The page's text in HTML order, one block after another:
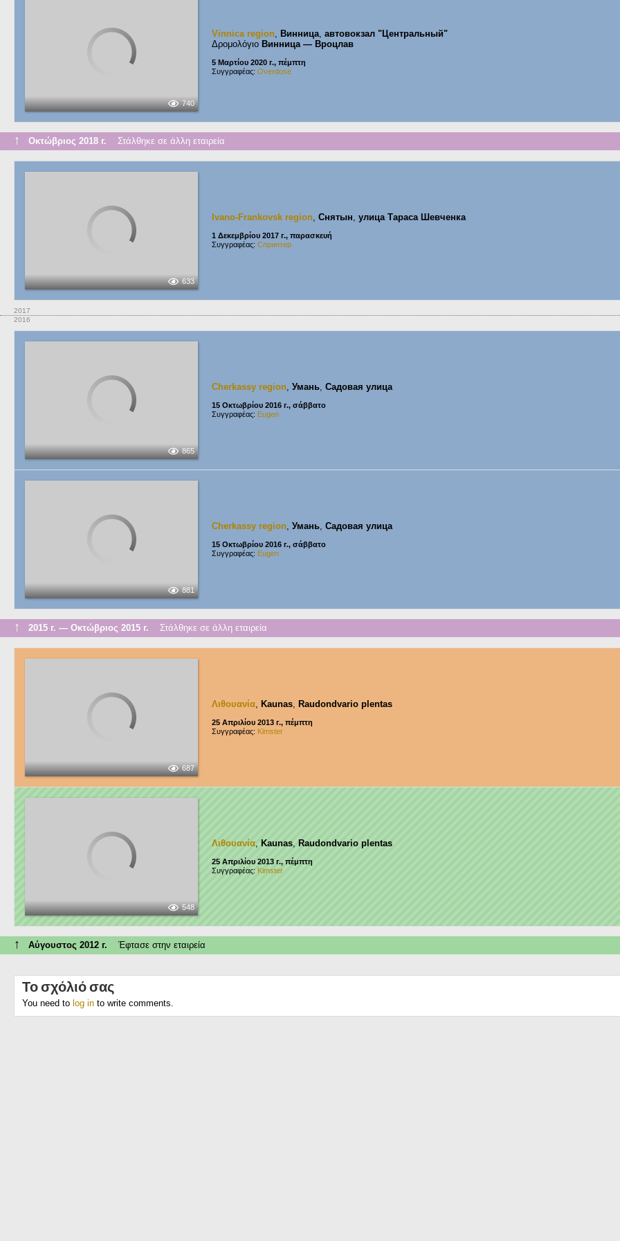
740
Vinnica region, Винница, автовокзал "Центральный"
Δρομολόγιο Винница — Вроцлав
5 Μαρτίου 2020 г., πέμπτη
Συγγραφέας: Overdose
↑ Οκτώβριος 2018 г. Στάλθηκε σε άλλη εταιρεία
633
Ivano-Frankovsk region, Снятын, улица Тараса Шевченка
1 Δεκεμβρίου 2017 г., παρασκευή
Συγγραφέας: Спринтер
2017
2016
865
Cherkassy region, Умань, Садовая улица
15 Οκτωβρίου 2016 г., σάββατο
Συγγραφέας: Eugen
881
Cherkassy region, Умань, Садовая улица
15 Οκτωβρίου 2016 г., σάββατο
Συγγραφέας: Eugen
↑ 2015 г. — Οκτώβριος 2015 г. Στάλθηκε σε άλλη εταιρεία
687
Λιθουανία, Kaunas, Raudondvario plentas
25 Απριλίου 2013 г., πέμπτη
Συγγραφέας: Kimster
548
Λιθουανία, Kaunas, Raudondvario plentas
25 Απριλίου 2013 г., πέμπτη
Συγγραφέας: Kimster
↑ Αύγουστος 2012 г. Έφτασε στην εταιρεία
Το σχόλιό σας
You need to log in to write comments.